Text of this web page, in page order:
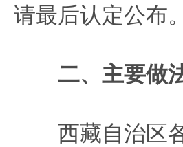
请最后认定公布。
二、主要做
西藏自治区各